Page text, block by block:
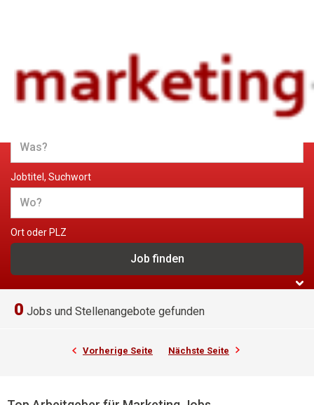
Jobs und Stellenangebote im
Marketing
Jobtitel, Suchwort
Ort oder PLZ
0 Jobs und Stellenangebote gefunden
Vorherige Seite Nächste Seite